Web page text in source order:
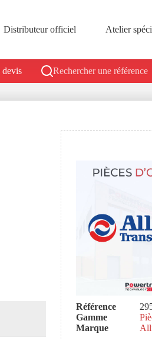
Distributeur officiel Atelier
devis Rechercher une référence
Référence
Gamme
Marque